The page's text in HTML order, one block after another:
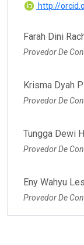
http://
Farah Dini
Provedor De
Krisma Dyah
Provedor De
Tungga Dewi
Provedor De
Eny Wahyu
Provedor De